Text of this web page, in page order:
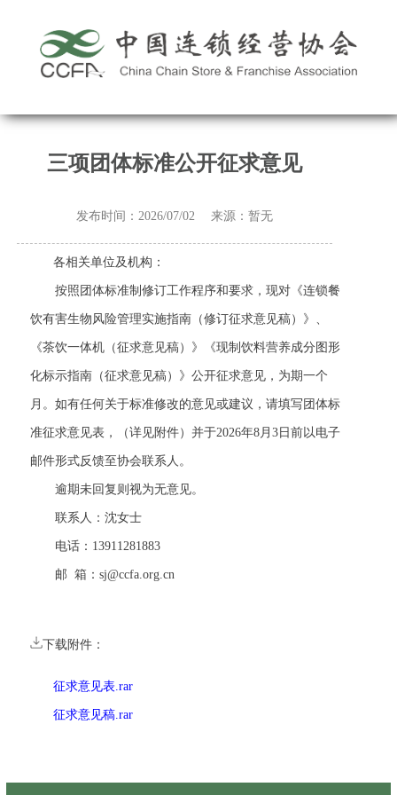
三项团体标准公开征求意见
发布时间：2026/07/02 来源：暂无
各相关单位及机构：
按照团体标准制修订工作程序和要求，现对《连锁餐
饮有害生物风险管理实施指南（修订征求意见稿）》、
《茶饮一体机（征求意见稿）》《现制饮料营养成分图形
化标示指南（征求意见稿）》 公开征求意见，为期一个
月。如有任何关于标准修改的意见或建议，请填写团体标
准征求意见表，（详见附件）并于2026年8月3日前以电子
邮件形式反馈至协会联系人。
逾期未回复则视为无意见。
联系人：沈女士
电话：13911281883
邮箱： sj@ccfa.org.cn
下载附件：
征求意见表.rar
征求意见稿.rar